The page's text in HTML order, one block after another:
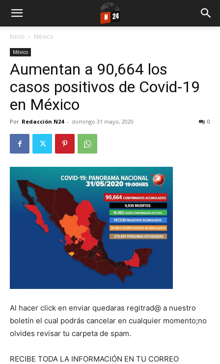
Inicio México
México
Aumentan a 90,664 los
casos positivos de Covid-19
en México
Por Redacción N24 - domingo 31 mayo, 2020 0
Al hacer click en enviar quedaras regitrad@ a nuestro
boletín el cual podrás cancelar en cualquier momento;no
olvides revisar tu carpeta de spam.
RECIBE TODA LA INFORMACIÓN EN TU CORREO